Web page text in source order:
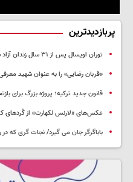
پربازدیدترین
توران اویسال پس از ۳۱ سال زندان آزاد شد
«قربان رضایی» را به عنوان شهید
قانون جدید ترکیه؛ پروژه بزرگ‌ برای
عکس‌های «لارنس لکهارت» از کُردهای
باباگرگر جان می گیرد/ نجات گری که در